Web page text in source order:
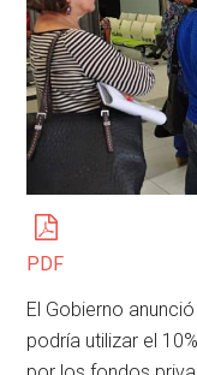
PDF
El Gobierno
podría utilizar el